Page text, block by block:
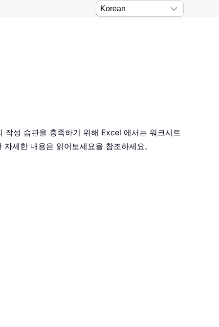
성 습관을 충족하기 위해 Excel 에서는 워크시트
세한 내용은 읽어보세요을 참조하세요。